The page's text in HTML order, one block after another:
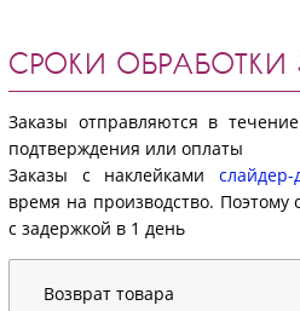
СРОКИ ОБРАБОТКИ
Заказы отправляются в
подтверждения или оплаты
Заказы с наклейками слайдер-
время на производство.
с задержкой в 1 день
Возврат товара